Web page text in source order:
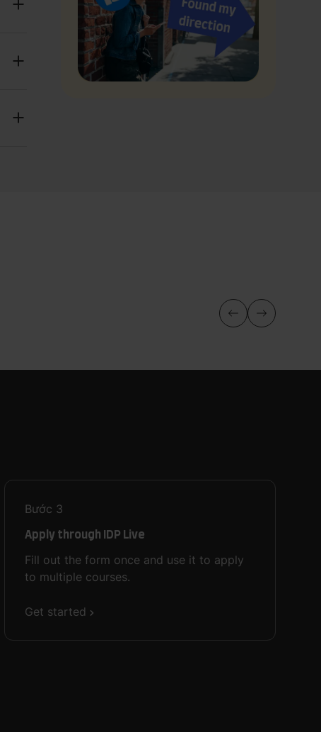
Bước 3
Apply through IDP Live
Fill out the form once and use it to apply
to multiple courses.
Get started